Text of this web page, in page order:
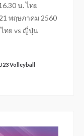
น. ไทย
พฤษภาคม 2560
ไทย vs ญี่ปุ่น
Volleyball